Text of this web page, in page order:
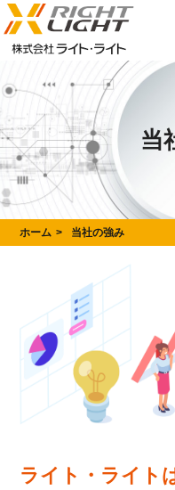
当
ホーム 当社の強み
ライト・ライト